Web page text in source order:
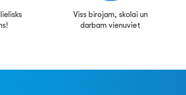
Viss birojam, skolai un
darbam vienuviet